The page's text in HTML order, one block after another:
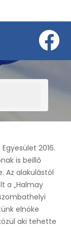
2016.
is beillő
Az alakulástól
a „Halmay
elnöke
aki tehette